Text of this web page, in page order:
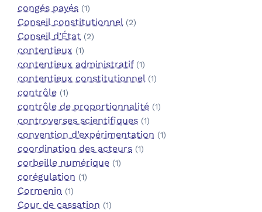
congés payés (1)
Conseil constitutionnel (2)
Conseil d’État (2)
contentieux (1)
contentieux administratif (1)
contentieux constitutionnel (1)
contrôle (1)
contrôle de proportionnalité (1)
controverses scientifiques (1)
convention d’expérimentation (1)
coordination des acteurs (1)
corbeille numérique (1)
corégulation (1)
Cormenin (1)
Cour de cassation (1)